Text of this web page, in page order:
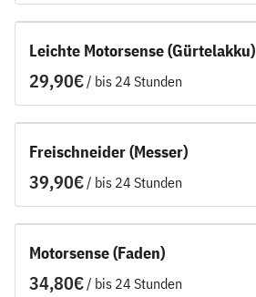
Leichte Motorsense (Gürtelakku)
/
Freischneider (Messer)
/
Motorsense (Faden)
/